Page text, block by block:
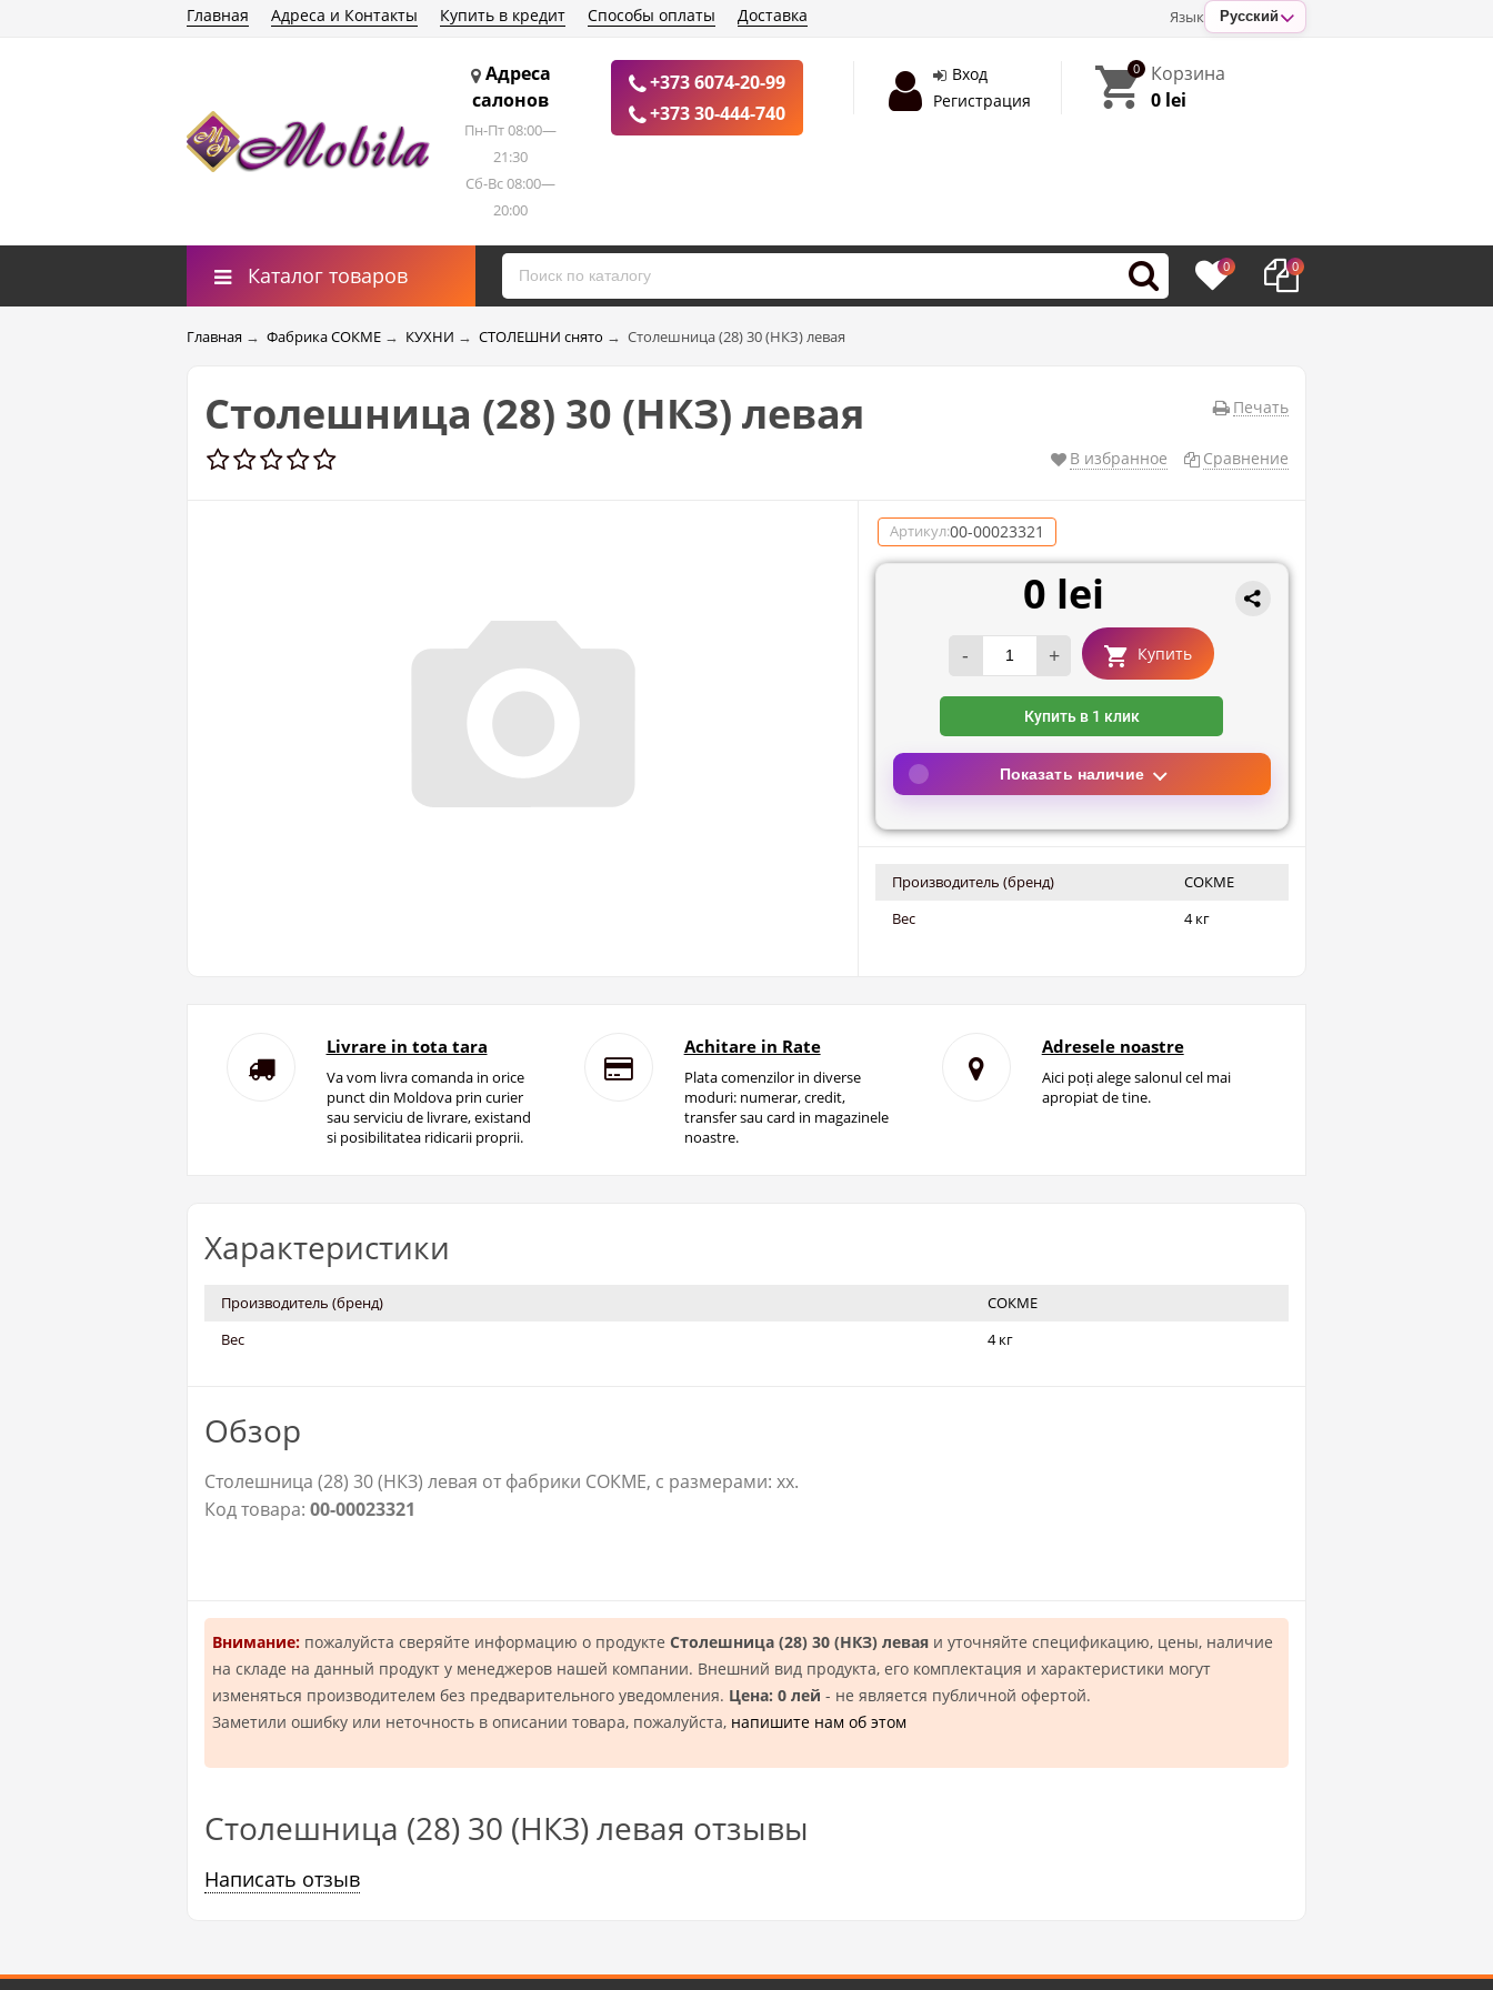
Язык Русский
Главная Адреса и Контакты Купить в кредит Способы оплаты Доставка
Адреса
салонов
Пн-Пт 08:00—
21:30
Сб-Вс 08:00—
20:00
+373 6074-20-99
+373 30-444-740
Вход
Регистрация
0
Корзина
0 lei
Каталог товаров 0 0
Главная → Фабрика СОКМЕ → КУХНИ → СТОЛЕШНИ снято → Столешница (28) 30 (НКЗ) левая
Печать
Столешница (28) 30 (НКЗ) левая
В избранное Сравнение
Артикул:00-00023321
0 lei
- + Купить
Купить в 1 клик
Показать наличие
Производитель (бренд)
СОКМЕ
Вес
4 кг
Livrare in tota tara
Va vom livra comanda in orice
punct din Moldova prin curier
sau serviciu de livrare, existand
si posibilitatea ridicarii proprii.
Achitare in Rate
Plata comenzilor in diverse
moduri: numerar, credit,
transfer sau card in magazinele
noastre.
Adresele noastre
Aici poți alege salonul cel mai
apropiat de tine.
Характеристики
Производитель (бренд)
СОКМЕ
Вес
4 кг
Обзор
Столешница (28) 30 (НКЗ) левая от фабрики СОКМЕ, с размерами: xx.
Код товара: 00-00023321
Внимание: пожалуйста сверяйте информацию о продукте Столешница (28) 30 (НКЗ) левая и уточняйте спецификацию, цены, наличие
на складе на данный продукт у менеджеров нашей компании. Внешний вид продукта, его комплектация и характеристики могут
изменяться производителем без предварительного уведомления. Цена: 0 лей - не является публичной офертой.
Заметили ошибку или неточность в описании товара, пожалуйста, напишите нам об этом
Столешница (28) 30 (НКЗ) левая отзывы
Написать отзыв